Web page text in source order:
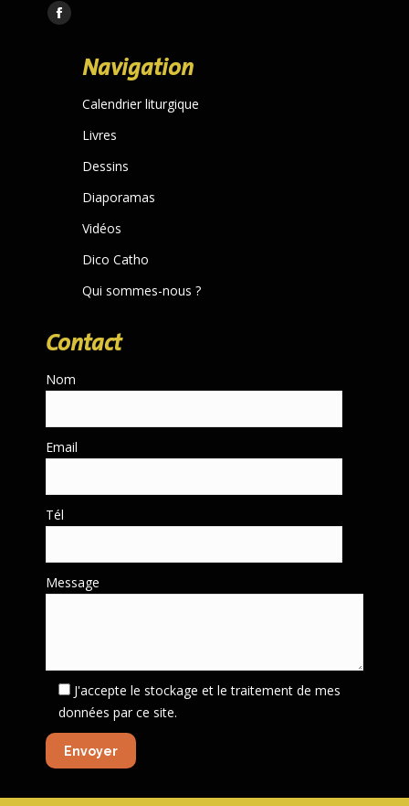
Trouvez nous sur :
Facebook
opens
window
Navigation
Calendrier liturgique
Livres
Dessins
Diaporamas
Vidéos
Dico Catho
Qui sommes-nous ?
Contact
Nom
Email
Tél
Message
J'accepte le stockage et le traitement de mes
données par ce site.